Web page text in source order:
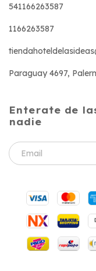
541166263587
1166263587
Paraguay 4697,
Enterate de
nadie